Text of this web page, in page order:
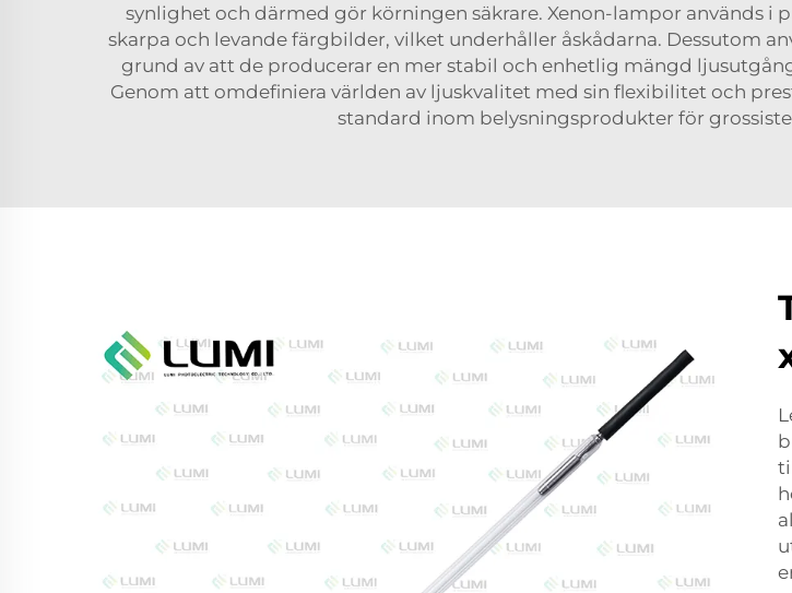
synlighet och därmed gör körningen säkrare. Xenon-lampor används
skarpa och levande färgbilder, vilket underhåller åskådarna. Dessutom
grund av att de producerar en mer stabil och enhetlig mängd
Genom att omdefiniera världen av ljuskvalitet med sin flexibilitet och
standard inom belysningsprodukter för